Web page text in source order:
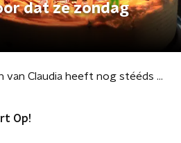
dat ze zondag
De man van Claudia heeft nog stééds niet door dat ze zondag jarig was
Op!